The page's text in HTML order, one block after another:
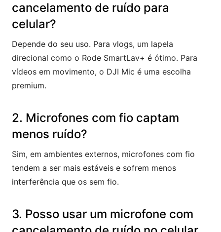
cancelamento de ruído para
celular?
Depende do seu uso. Para vlogs, um lapela
direcional como o Rode SmartLav+ é ótimo. Para
vídeos em movimento, o DJI Mic é uma escolha
premium.
2. Microfones com fio captam
menos ruído?
Sim, em ambientes externos, microfones com fio
tendem a ser mais estáveis e sofrem menos
interferência que os sem fio.
3. Posso usar um microfone com